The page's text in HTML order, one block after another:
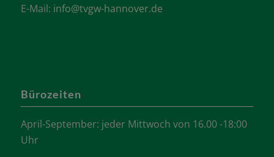
E-Mail: info@tvgw-hannover.de
Bürozeiten
April-September: jeder Mittwoch von 16.00 -18:00
Uhr